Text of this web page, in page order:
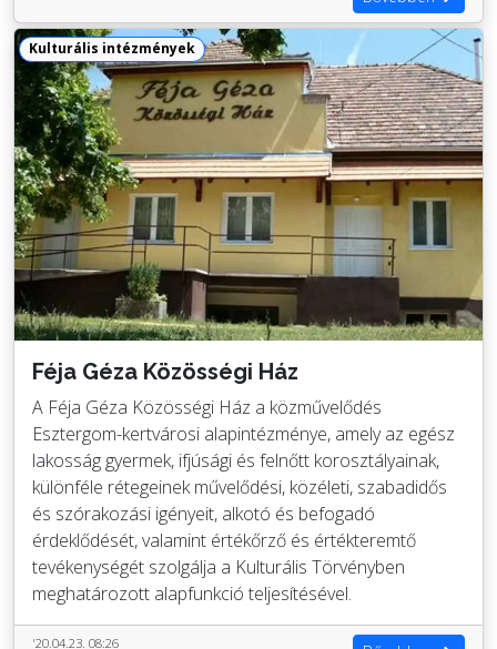
Kulturális intézmények
Féja Géza Közösségi Ház
A Féja Géza Közösségi Ház a közművelődés
Esztergom-kertvárosi alapintézménye, amely az egész
lakosság gyermek, ifjúsági és felnőtt korosztályainak,
különféle rétegeinek művelődési, közéleti, szabadidős
és szórakozási igényeit, alkotó és befogadó
érdeklődését, valamint értékőrző és értékteremtő
tevékenységét szolgálja a Kulturális Törvényben
meghatározott alapfunkció teljesítésével.
'20.04.23. 08:26